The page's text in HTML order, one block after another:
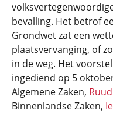
bevalling. Het betrof
Grondwet zat een
plaatsvervanging, of
in de weg. Het
ingediend op 5
Algemene Zaken,
Binnenlandse Zaken,